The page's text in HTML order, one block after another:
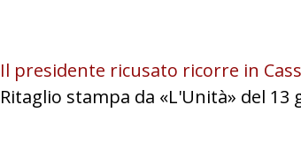
Il presidente ricusato ricorre in
Ritaglio stampa da «L'Unità» del 13